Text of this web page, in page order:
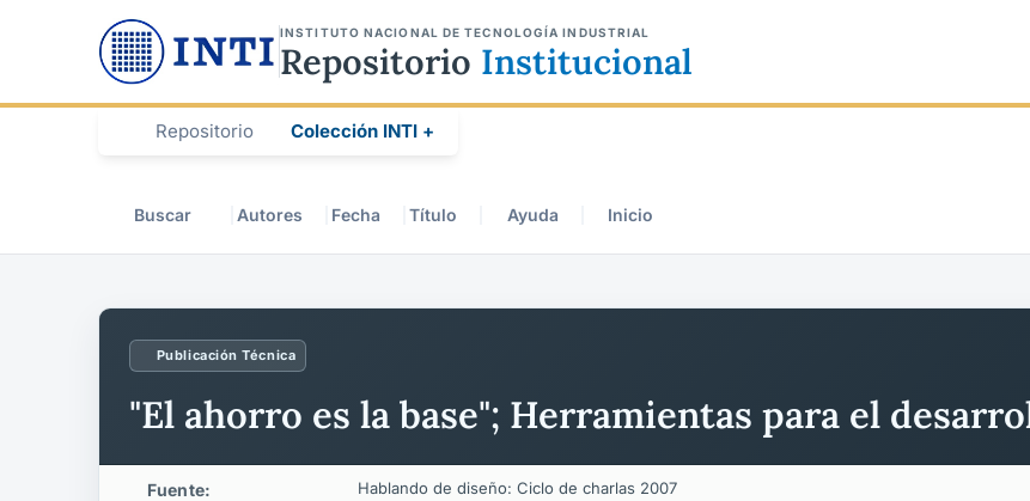
INSTITUTO NACIONAL DE TECNOLOGÍA INDUSTRIAL
Repositorio Institucional
Repositorio Colección INTI +
Buscar Autores Fecha Título Ayuda Inicio
Publicación Técnica
"El ahorro es la base"; Herramientas para el
Fuente: Hablando de diseño: Ciclo de charlas 2007